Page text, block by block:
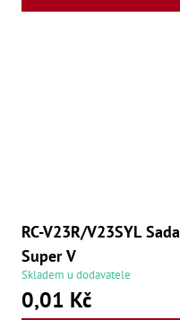
RC-V23R/V23SYL Sada
Super V
Skladem u dodavatele
0,01 Kč